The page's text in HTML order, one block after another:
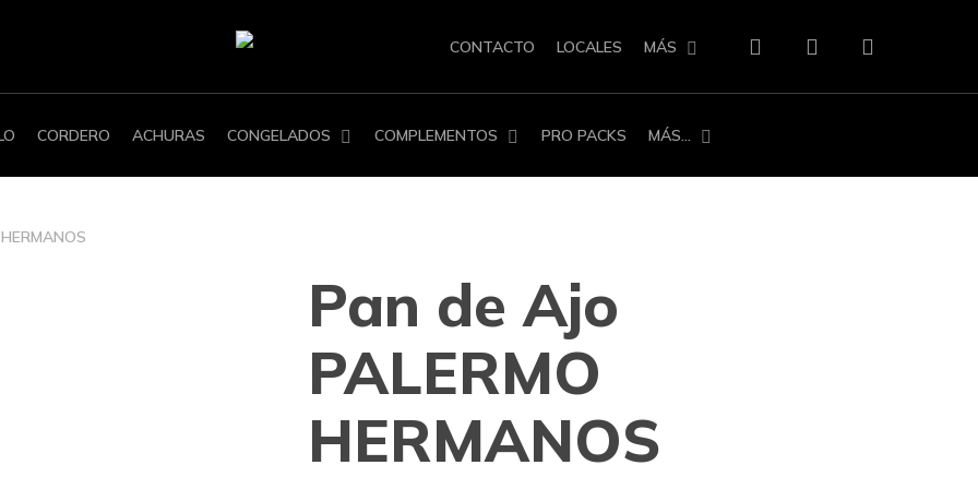
CONTACTO LOCALES MÁS
CORDERO ACHURAS CONGELADOS COMPLEMENTOS PRO PACKS MÁS…
Pan de Ajo
PALERMO
HERMANOS